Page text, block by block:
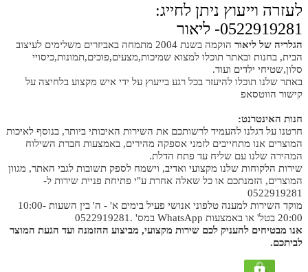
לעזרה וייעוץ ניתן לחייג:
0522919281- ליאור
הגלריה של ליאור
הוקמה בשנת 2004 מתמחה באביזרים משלימים לעיצוב
הבית, בחנות ובאתר תוכלו למצוא שמיכות,מצעים,פוכים,תמונות,כיסויי
סלון,שטיחי ילדים ועוד.
באתר שלנו תוכלו להיעזר בכל רגע בייעוץ על ידי איש מקצוע בלחיצה על
קישור הווטסאפ
חנות האינטרנט:
חרטנו על דגלנו להעמיד לרשותכם את השירות האיכותי ביותר, בנוסף לאיכות
המוצרים אנו מתחייבים לזמני אספקה מהירים, באמצעות חברת השילוח
המהירה שלנו עם שליח עד פתח הדלת.
שירות הלקוחות שלנו מקצועי ואדיב, וישמח לספק תשובות לגבי האתר, מגוון
המוצרים, הזמנתכם או כל שאלה אחרת ע"י פתיחת פניית שירות ל-
0522919281
מוקד השירות למענה טלפוני אנושי פעיל בימים א' - ה' בין השעות 10:00-
20:00 בטל' או באמצעות WhatsApp במס' .0522919281
אנו מבטיחים להעניק לכם שירות מקצועי, מביצוע ההזמנה ועד הגעת המוצר
לביתכם.